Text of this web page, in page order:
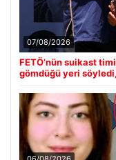
07/08/2026
FETÖ’nün suikast
gömdüğü yeri